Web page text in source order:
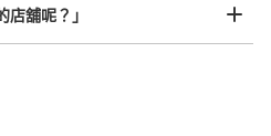
店舖呢？」